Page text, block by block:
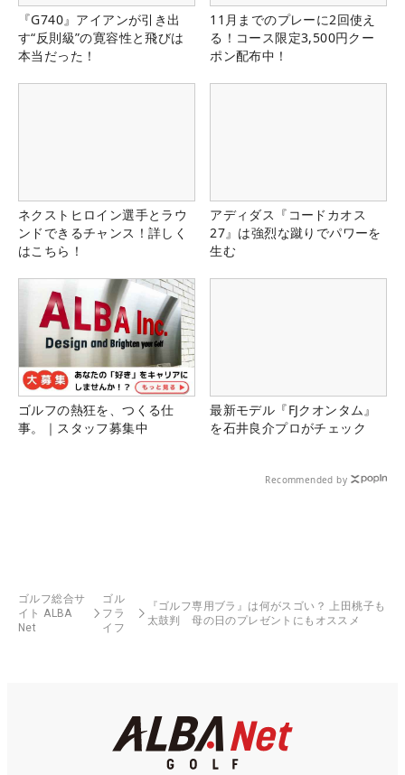
『G740』アイアンが引き出
す“反則級”の寛容性と飛びは
本当だった！
11月までのプレーに2回使え
る！コース限定3,500円クー
ポン配布中！
ネクストヒロイン選手とラウ
ンドできるチャンス！詳しく
はこちら！
アディダス『コードカオス
27』は強烈な蹴りでパワーを
生む
ゴルフの熱狂を、つくる仕
事。｜スタッフ募集中
最新モデル『FJクオンタム』
を石井良介プロがチェック
Recommended by
ゴルフ総合サ
イト ALBA
Net
ゴル
フラ
イフ
『ゴルフ専用ブラ』は何がスゴい？ 上田桃子も
太鼓判 母の日のプレゼントにもオススメ